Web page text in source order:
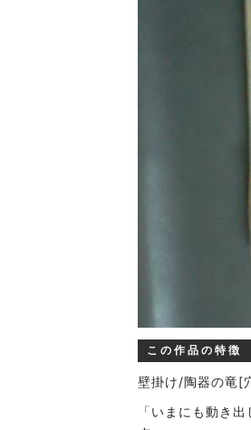
この作品の特徴
壁掛け/陶器の竜[
「いまにも動き